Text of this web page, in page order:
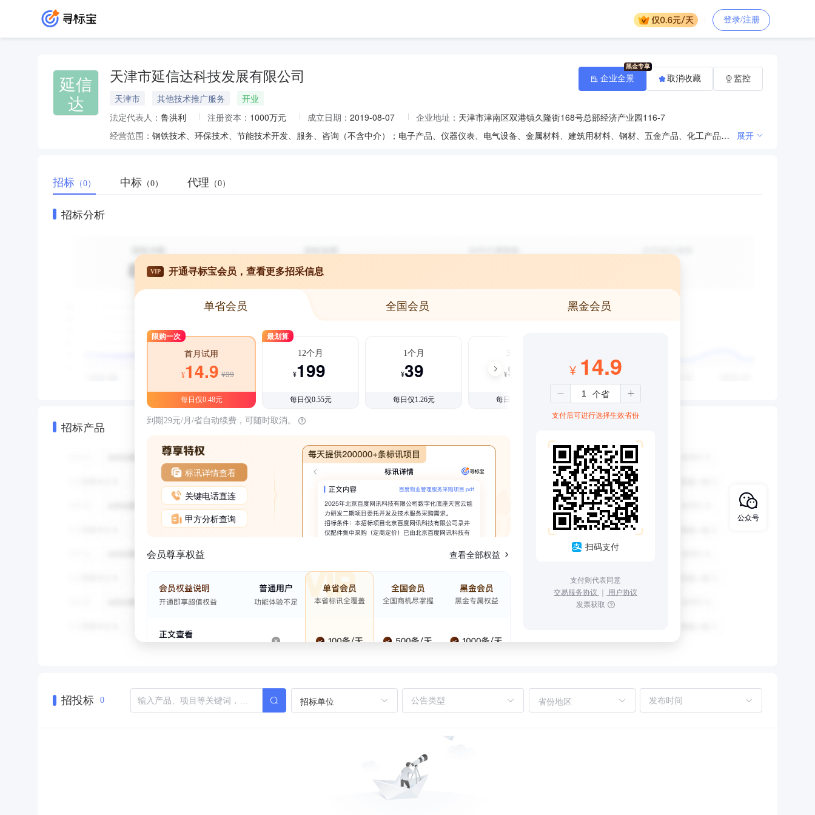
登录/注册
延信
达
天津市延信达科技发展有限公司
天津市 其他技术推广服务
开业
法定代表人： 鲁洪利 注册资本： 1000万元 成立日期： 2019-08-07 企业地址： 天津市津南区双港镇久隆街168号总部经济产业园116-7
经营范围：
钢铁技术、环保技术、节能技术开发、服务、咨询（不含中介）；电子产品、仪器仪表、电气设备、金属材料、建筑用材料、钢材、五金产品、化工产品（危险品、易燃易爆易制毒品除外）、矿产品（煤炭等需审批项目除外）批发兼零售；低压电器成套设备设计、安装、销售、技术开发、技术服务；线路管道安装、维修；电信业务市场销售、技术服务。（依法须经批准的项目，经相关部门批准后方可开展经营活动） 展开
企业全景 取消收藏 监控
招标 （0） 中标 （0） 代理 （0）
招标分析
招标产品
VIP 开通寻标宝会员，查看更多招采信息
单省会员 全国会员 黑金会员
限购一次
首月试用
¥14.9 ¥39
每日仅0.48元
最划算
12个月
¥199
每日仅0.55元
1个月
¥39
每日仅1.26元
3个月
¥99
每日仅1.08元
到期29元/月/省自动续费，可随时取消。
标讯详情查看
关键电话直连
甲方分析查询
会员尊享权益 查看全部权益
¥ 14.9
支付后可进行选择生效省份
扫码支付
支付则代表同意
交易服务协议 ｜ 用户协议
发票获取
招投标 0 招标单位 省份地区
公众号